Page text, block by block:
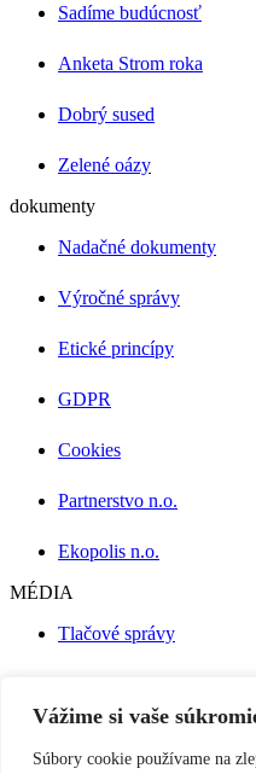
Vážime si vaše
Súbory cookie používame na
Sadíme budúcnosť
Anketa Strom roka
Dobrý sused
Zelené oázy
dokumenty
Nadačné dokumenty
Výročné správy
Etické princípy
GDPR
Cookies
Partnerstvo n.o.
Ekopolis n.o.
MÉDIA
Tlačové správy